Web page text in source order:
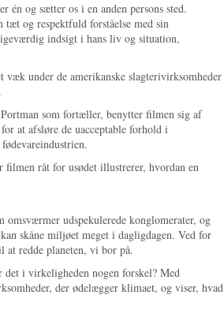
én og sætter os i en anden persons sted.
tæt og respektfuld forståelse med sin
indsigt i hans liv og situation,
under de amerikanske slagterivirksomheder
Portman som fortæller, benytter filmen sig af
at afsløre de uacceptable forhold i
råt for usødet illustrerer, hvordan en
omsværmer udspekulerede konglomerater, og
skåne miljøet meget i dagligdagen. Ved for
redde planeten, vi bor på.
i virkeligheden nogen forskel? Med
der ødelægger klimaet, og viser, hvad